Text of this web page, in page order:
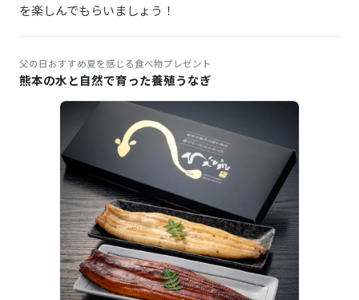
を楽しんでもらいましょう！
父の日おすすめ夏を感じる食べ物プレゼント
熊本の水と自然で育った養殖うなぎ